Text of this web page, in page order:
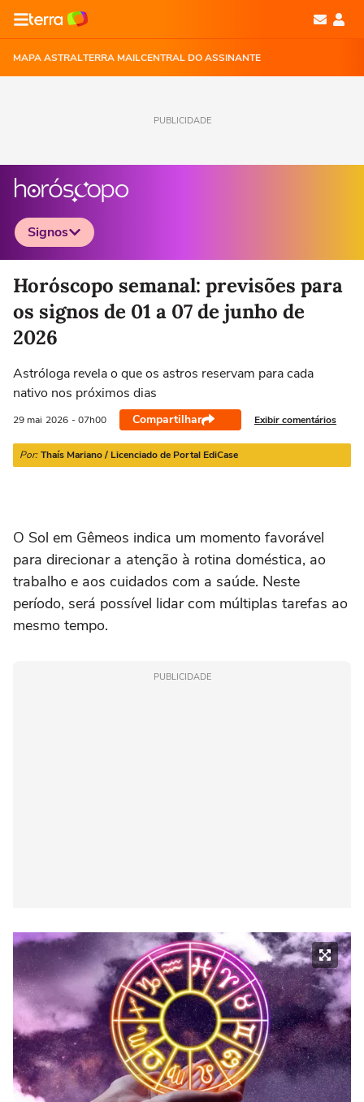
MAPA ASTRALTERRA MAILCENTRAL DO ASSINANTE
PUBLICIDADE
Signos
Selecione o signo para ver as notícias
Áries
21/03 a 20/04 21/06 a 21/07
Horóscopo semanal: previsões para
os signos de 01 a 07 de junho de
2026
Astróloga revela o que os astros reservam para cada
nativo nos próximos dias
29 mai 2026 - 07h00 Compartilhar Exibir comentários
Por: Thaís Mariano / Licenciado de Portal EdiCase
O Sol em Gêmeos indica um momento favorável
para direcionar a atenção à rotina doméstica, ao
trabalho e aos cuidados com a saúde. Neste
período, será possível lidar com múltiplas tarefas ao
mesmo tempo.
PUBLICIDADE